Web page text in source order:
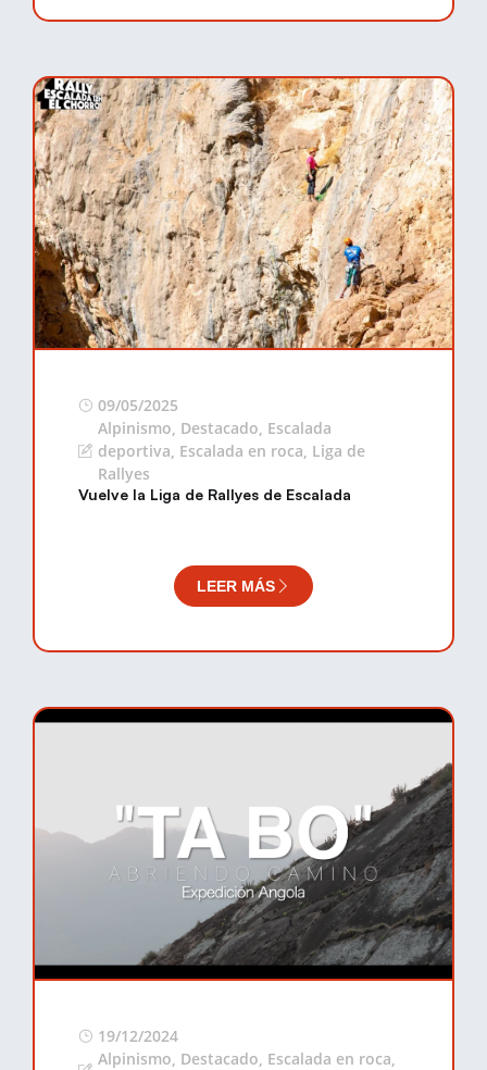
09/05/2025
Alpinismo, Destacado, Escalada
deportiva, Escalada en roca, Liga de
Rallyes
Vuelve la Liga de Rallyes de Escalada
LEER MÁS
19/12/2024
Alpinismo, Destacado, Escalada en roca,